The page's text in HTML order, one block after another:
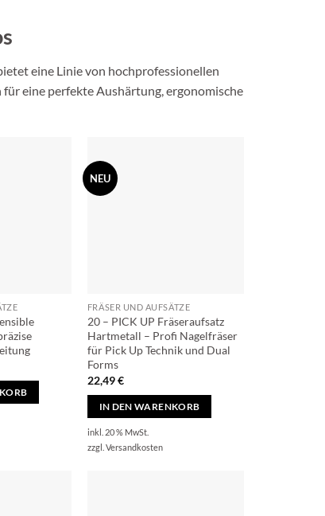
eine Linie von hochprofessionellen
eine perfekte Aushärtung, ergonomische
NEU
FRÄSER UND AUFSÄTZE
20 – PICK UP Fräseraufsatz
Hartmetall – Profi Nagelfräser
für Pick Up Technik und Dual
Forms
22,49€
IN DEN WARENKORB
inkl. 20 % MwSt.
zzgl. Versandkosten